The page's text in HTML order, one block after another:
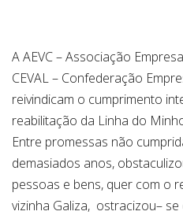
A AEVC – Associação
CEVAL – Confederação
reivindicam o cumprimento
reabilitação da Linha do
Entre promessas não
demasiados anos,
pessoas e bens, quer com o
vizinha Galiza, ostracizou–